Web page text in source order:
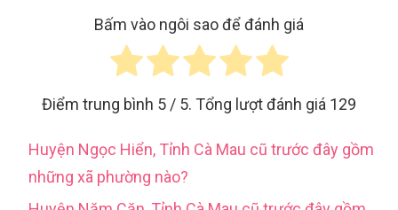
Bấm vào ngôi sao để đánh giá
Điểm trung bình 5 / 5. Tổng lượt đánh giá 129
Huyện Ngọc Hiển, Tỉnh Cà Mau cũ trước đây gồm
những xã phường nào?